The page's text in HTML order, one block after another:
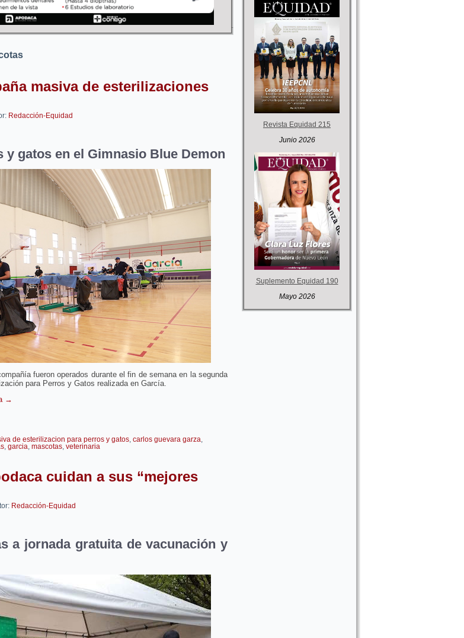
masiva de esterilizaciones
Redacción-Equidad
y gatos en el Gimnasio Blue Demon
fueron operados durante el fin de semana en la segunda
para Perros y Gatos realizada en García.
→
de esterilizacion para perros y gatos, carlos guevara garza,
, garcia, mascotas, veterinaria
cuidan a sus “mejores
Redacción-Equidad
a jornada gratuita de vacunación y
Revista Equidad 215
Junio 2026
Suplemento Equidad 190
Mayo 2026